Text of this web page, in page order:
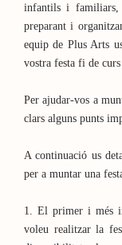
infantils i familiars,
preparant i
equip de Plus Arts
vostra festa fi de
Per ajudar-vos a
clars alguns punts
A continuació us
per a muntar una
1. El primer i més
voleu realitzar la